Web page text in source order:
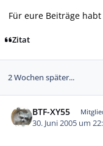
Für eure Beiträge
Zitat
2 Wochen später...
BTF-XY55
30. Juni 2005 um